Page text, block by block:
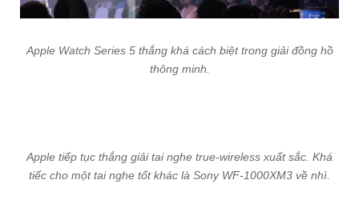
Apple Watch Series 5 thắng khá cách biệt trong giải đồng hồ
thông minh.
Apple tiếp tục thắng giải tai nghe true-wireless xuất sắc. Khá
tiếc cho một tai nghe tốt khác là Sony WF-1000XM3 về nhì.